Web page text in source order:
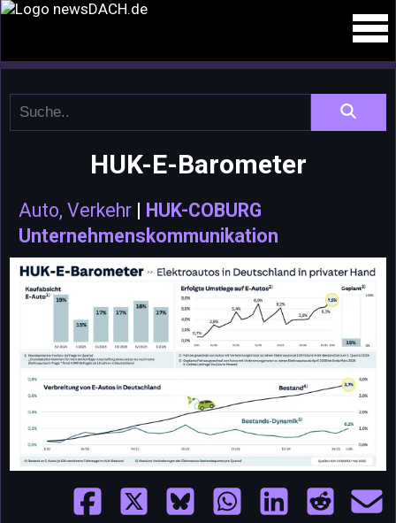
HUK-E-Barometer
Auto, Verkehr | HUK-COBURG
Unternehmenskommunikation